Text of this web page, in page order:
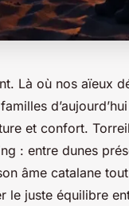
Là où nos aïeux
et confort.
: entre dunes
âme catalane
le juste équilibre